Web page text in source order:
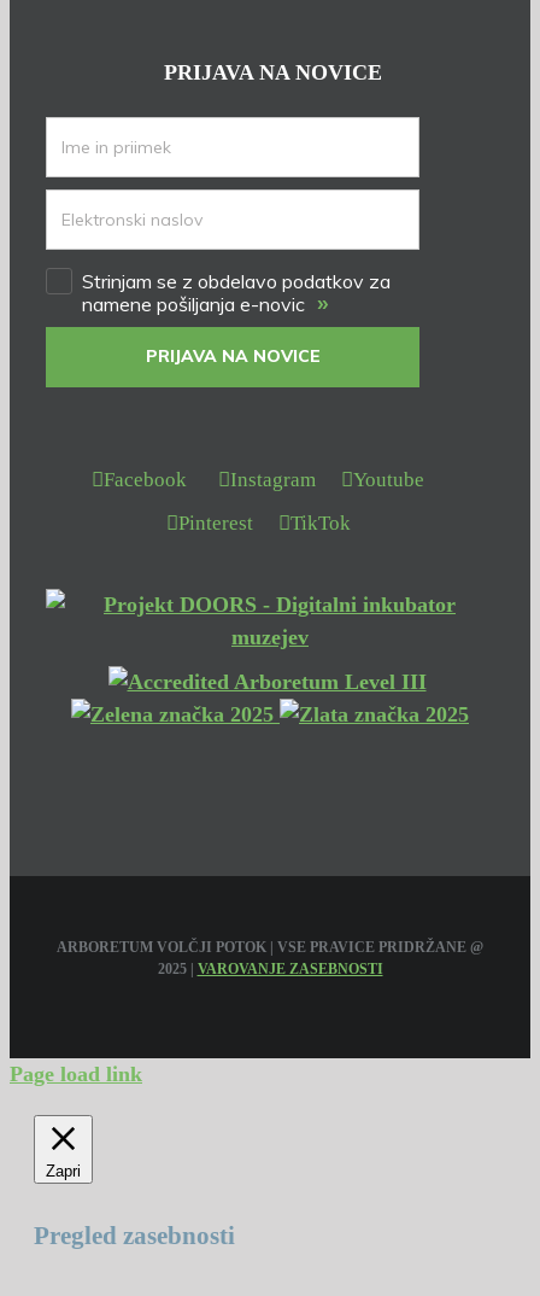
PRIJAVA NA NOVICE
Strinjam se z obdelavo podatkov za
namene pošiljanja e-novic »
PRIJAVA NA NOVICE
Facebook Instagram
Youtube
Pinterest
TikTok
ARBORETUM VOLČJI POTOK | VSE PRAVICE PRIDRŽANE @
2025 | VAROVANJE ZASEBNOSTI
Page load link
Zapri
Pregled zasebnosti